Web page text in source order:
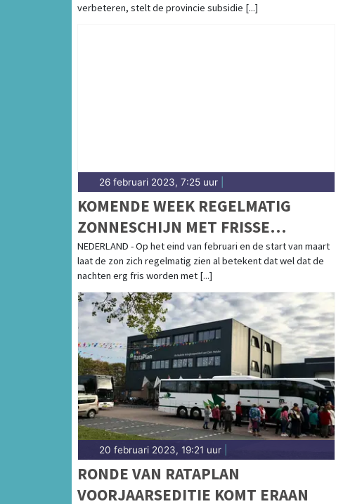
verbeteren, stelt de provincie subsidie [...]
26 februari 2023, 7:25 uur
KOMENDE WEEK REGELMATIG
ZONNESCHIJN MET FRISSE
NACHTEN
NEDERLAND - Op het eind van februari en de start van maart
laat de zon zich regelmatig zien al betekent dat wel dat de
nachten erg fris worden met [...]
20 februari 2023, 19:21 uur
RONDE VAN RATAPLAN
VOORJAARSEDITIE KOMT ERAAN